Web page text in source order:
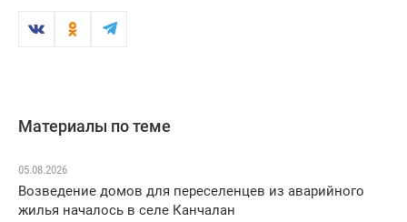
Материалы по теме
05.08.2026
Возведение домов для переселенцев из аварийного
жилья началось в селе Канчалан